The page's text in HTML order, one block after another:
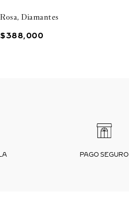
Diamantes
$388,000
PAGO SEGURO